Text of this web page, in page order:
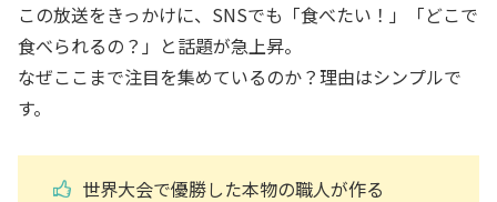
この放送をきっかけに、SNSでも「食べたい！」「どこで
食べられるの？」と話題が急上昇。
なぜここまで注目を集めているのか？理由はシンプルで
す。
世界大会で優勝した本物の職人が作る